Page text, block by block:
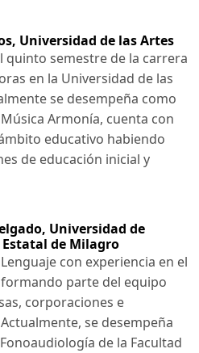
Universidad de las Artes
quinto semestre de la carrera
en la Universidad de las
se desempeña como
Armonía, cuenta con
educativo habiendo
de educación inicial y
Universidad de
de Milagro
con experiencia en el
parte del equipo
corporaciones e
se desempeña
de la Facultad